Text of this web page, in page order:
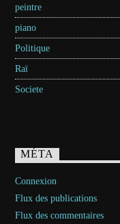
peintre
piano
Politique
Raï
Societe
MÉTA
Connexion
Flux des publications
Flux des commentaires